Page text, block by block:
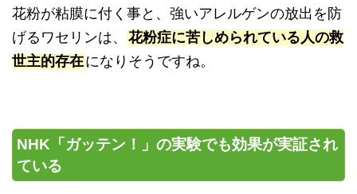
花粉が粘膜に付く事と、強いアレルゲンの放出を防
げるワセリンは、 花粉症に苦しめられている人の救
世主的存在になりそうですね。
NHK「ガッテン！」の実験でも効果が実証され
ている